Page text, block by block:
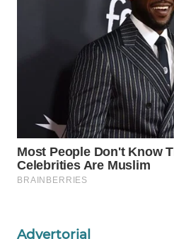
Advertorial
WAHANANEWS
WAHANANEWS
CO ID
WAHANANEWS
NET
SPORT